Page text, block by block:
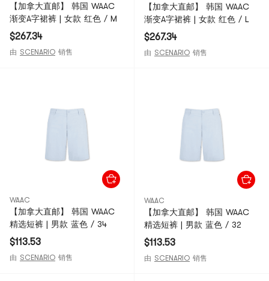
【加拿大直邮】 韩国 WAAC
渐变A字裙裤 | 女款 红色 / M
$267.34
由 SCENARIO 销售
【加拿大直邮】 韩国 WAAC
渐变A字裙裤 | 女款 红色 / L
$267.34
由 SCENARIO 销售
WAAC
【加拿大直邮】 韩国 WAAC
精选短裤 | 男款 蓝色 / 34
$113.53
由 SCENARIO 销售
WAAC
【加拿大直邮】 韩国 WAAC
精选短裤 | 男款 蓝色 / 32
$113.53
由 SCENARIO 销售